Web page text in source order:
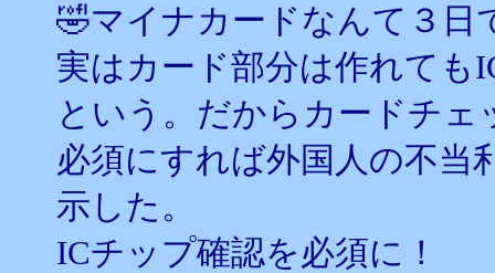
🤣マイナカードなんて３日
実はカード部分は作れても
という。だからカードチ
必須にすれば外国人の不当
示した。
ICチップ確認を必須に！